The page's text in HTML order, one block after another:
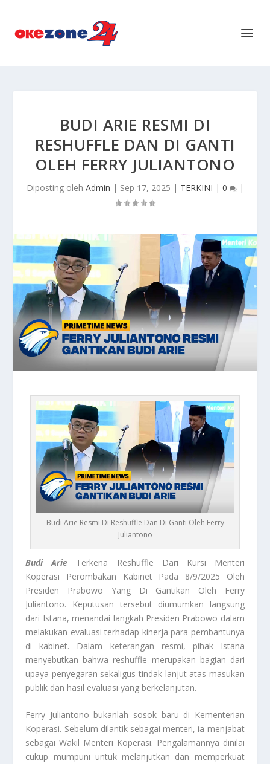
BUDI ARIE RESMI DI
RESHUFFLE DAN DI GANTI
OLEH FERRY JULIANTONO
Diposting oleh Admin | Sep 17, 2025 | TERKINI | 0 |
Budi Arie Resmi Di Reshuffle Dan Di Ganti Oleh Ferry
Juliantono
Budi Arie Terkena Reshuffle Dari Kursi Menteri
Koperasi Perombakan Kabinet Pada 8/9/2025 Oleh
Presiden Prabowo Yang Di Gantikan Oleh Ferry
Juliantono.
Keputusan tersebut diumumkan langsung
dari Istana, menandai langkah Presiden Prabowo dalam
melakukan evaluasi terhadap kinerja para pembantunya
di kabinet. Dalam keterangan resmi, pihak Istana
menyebutkan bahwa reshuffle merupakan bagian dari
upaya penyegaran sekaligus tindak lanjut atas masukan
publik dan hasil evaluasi yang berkelanjutan.
Ferry Juliantono bukanlah sosok baru di Kementerian
Koperasi. Sebelum dilantik sebagai menteri, ia menjabat
sebagai Wakil Menteri Koperasi. Pengalamannya dinilai
cukup mumpuni untuk melanjutkan dan memperkuat